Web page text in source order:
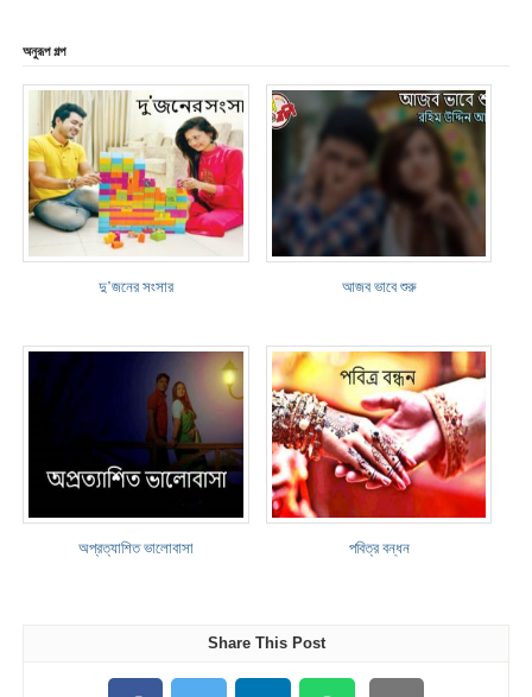
অনুরূপ গল্প
দু’জনের সংসার আজব ভাবে শুরু
অপ্রত্যাশিত ভালোবাসা পবিত্র বন্ধন
Share This Post